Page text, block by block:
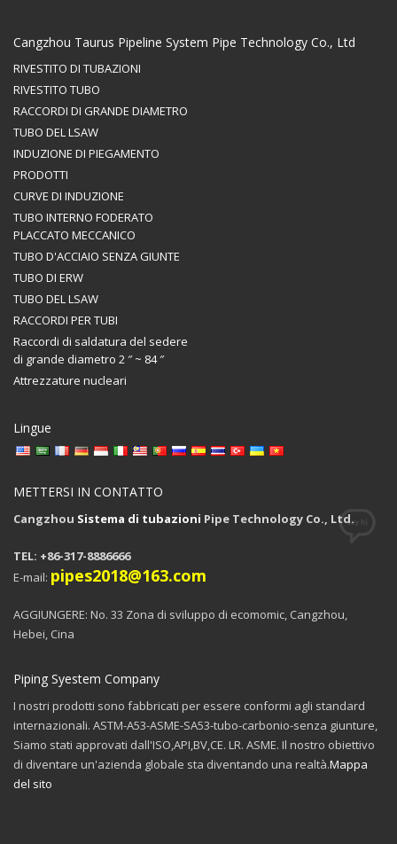
Cangzhou Taurus Pipeline System Pipe Technology Co., Ltd
RIVESTITO DI TUBAZIONI
RIVESTITO TUBO
RACCORDI DI GRANDE DIAMETRO
TUBO DEL LSAW
INDUZIONE DI PIEGAMENTO
PRODOTTI
CURVE DI INDUZIONE
TUBO INTERNO FODERATO
PLACCATO MECCANICO
TUBO D'ACCIAIO SENZA GIUNTE
TUBO DI ERW
TUBO DEL LSAW
RACCORDI PER TUBI
Raccordi di saldatura del sedere
di grande diametro 2 ″ ~ 84 ″
Attrezzature nucleari
Lingue
METTERSI IN CONTATTO
Cangzhou Sistema di tubazioni Pipe Technology Co., Ltd.
TEL: +86-317-8886666
E-mail: pipes2018@163.com
AGGIUNGERE: No. 33 Zona di sviluppo di ecomomic, Cangzhou,
Hebei, Cina
Piping Syestem Company
I nostri prodotti sono fabbricati per essere conformi agli standard
internazionali. ASTM-A53-ASME-SA53-tubo-carbonio-senza giunture,
Siamo stati approvati dall'ISO,API,BV,CE. LR. ASME. Il nostro obiettivo
di diventare un'azienda globale sta diventando una realtà.Mappa
del sito